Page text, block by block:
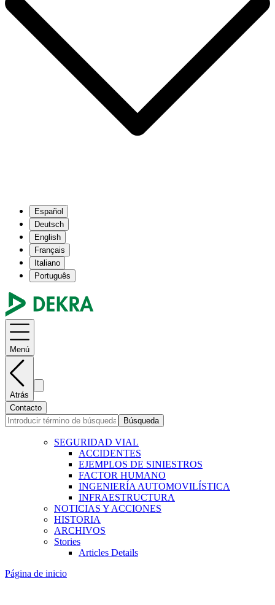
Español
Deutsch
English
Français
Italiano
Português
Menú
Atrás
Contacto
Búsqueda
SEGURIDAD VIAL
ACCIDENTES
EJEMPLOS DE SINIESTROS
FACTOR HUMANO
INGENIERÍA AUTOMOVILÍSTICA
INFRAESTRUCTURA
NOTICIAS Y ACCIONES
HISTORIA
ARCHIVOS
Stories
Articles Details
Página de inicio